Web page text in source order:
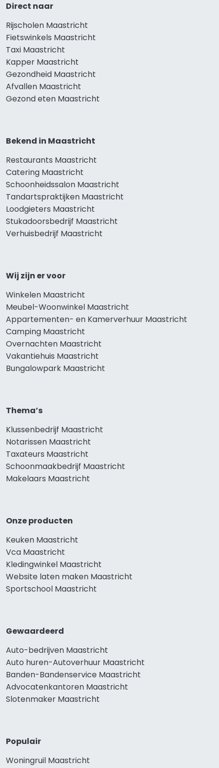
Direct naar
Rijscholen Maastricht
Fietswinkels Maastricht
Taxi Maastricht
Kapper Maastricht
Gezondheid Maastricht
Afvallen Maastricht
Gezond eten Maastricht
Bekend in Maastricht
Restaurants Maastricht
Catering Maastricht
Schoonheidssalon Maastricht
Tandartspraktijken Maastricht
Loodgieters Maastricht
Stukadoorsbedrijf Maastricht
Verhuisbedrijf Maastricht
Wij zijn er voor
Winkelen Maastricht
Meubel-Woonwinkel Maastricht
Appartementen- en Kamerverhuur Maastricht
Camping Maastricht
Overnachten Maastricht
Vakantiehuis Maastricht
Bungalowpark Maastricht
Thema’s
Klussenbedrijf Maastricht
Notarissen Maastricht
Taxateurs Maastricht
Schoonmaakbedrijf Maastricht
Makelaars Maastricht
Onze producten
Keuken Maastricht
Vca Maastricht
Kledingwinkel Maastricht
Website laten maken Maastricht
Sportschool Maastricht
Gewaardeerd
Auto-bedrijven Maastricht
Auto huren-Autoverhuur Maastricht
Banden-Bandenservice Maastricht
Advocatenkantoren Maastricht
Slotenmaker Maastricht
Populair
Woningruil Maastricht